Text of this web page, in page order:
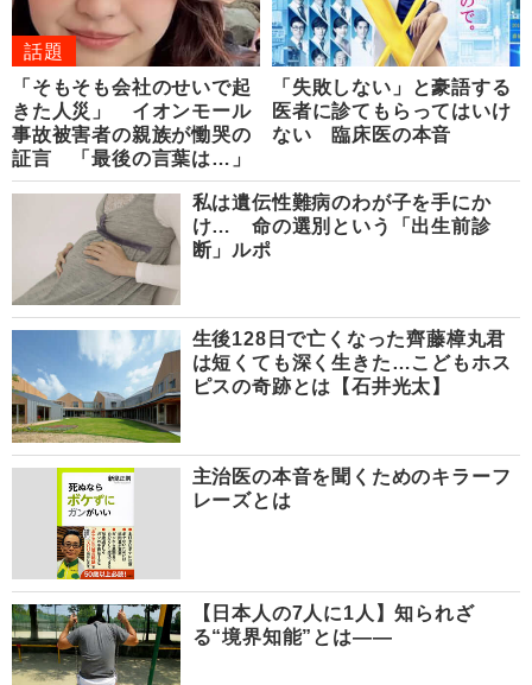
話題
「そもそも会社のせいで起
きた人災」 イオンモール
事故被害者の親族が慟哭の
証言 「最後の言葉は…」
「失敗しない」と豪語する
医者に診てもらってはいけ
ない 臨床医の本音
私は遺伝性難病のわが子を手にか
け… 命の選別という「出生前診
断」ルポ
生後128日で亡くなった齊藤樟丸君
は短くても深く生きた…こどもホス
ピスの奇跡とは【石井光太】
主治医の本音を聞くためのキラーフ
レーズとは
【日本人の7人に1人】知られざ
る“境界知能”とは――